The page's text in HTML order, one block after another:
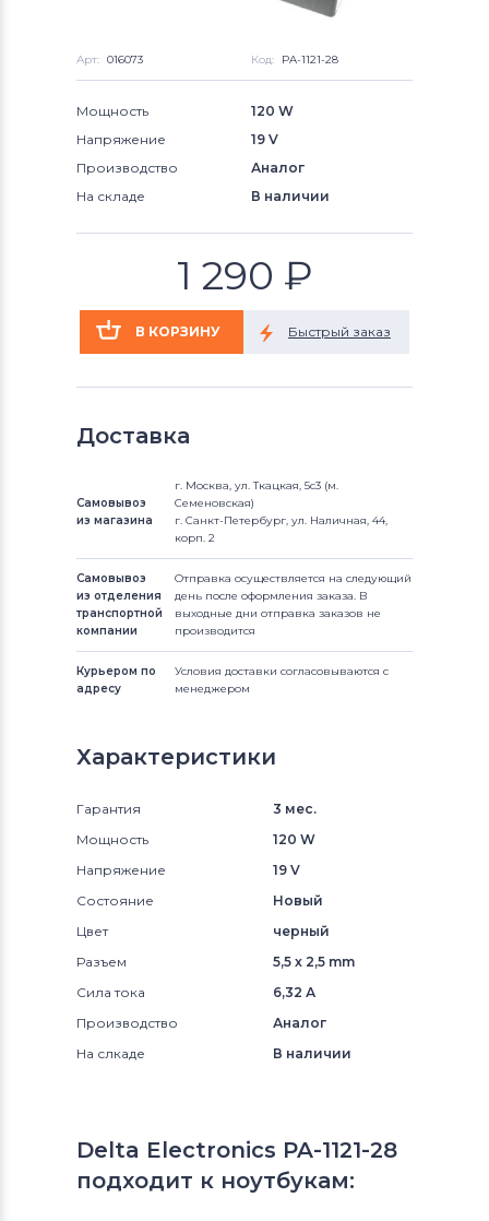
Арт: 016073 Код: PA-1121-28
Мощность
120 W
Напряжение
19 V
Производство
Аналог
На складе
В наличии
1 290 ₽
Доставка
Самовывоз
из магазина
г. Москва, ул. Ткацкая, 5с3 (м.
Семеновская)
г. Санкт-Петербург, ул. Наличная, 44,
корп. 2
Самовывоз
из отделения
транспортной
компании
Отправка осуществляется на следующий
день после оформления заказа. В
выходные дни отправка заказов не
производится
Курьером по
адресу
Условия доставки согласовываются с
менеджером
Характеристики
Гарантия
3 мес.
Мощность
120 W
Напряжение
19 V
Состояние
Новый
Цвет
черный
Разъем
5,5 x 2,5 mm
Сила тока
6,32 А
Производство
Аналог
На слкаде
В наличии
Delta Electronics PA-1121-28
подходит к ноутбукам: